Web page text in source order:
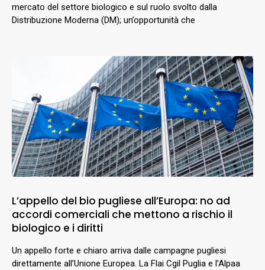
mercato del settore biologico e sul ruolo svolto dalla
Distribuzione Moderna (DM); un’opportunità che
L’appello del bio pugliese all’Europa: no ad
accordi comerciali che mettono a rischio il
biologico e i diritti
Un appello forte e chiaro arriva dalle campagne pugliesi
direttamente all’Unione Europea. La Flai Cgil Puglia e l’Alpaa